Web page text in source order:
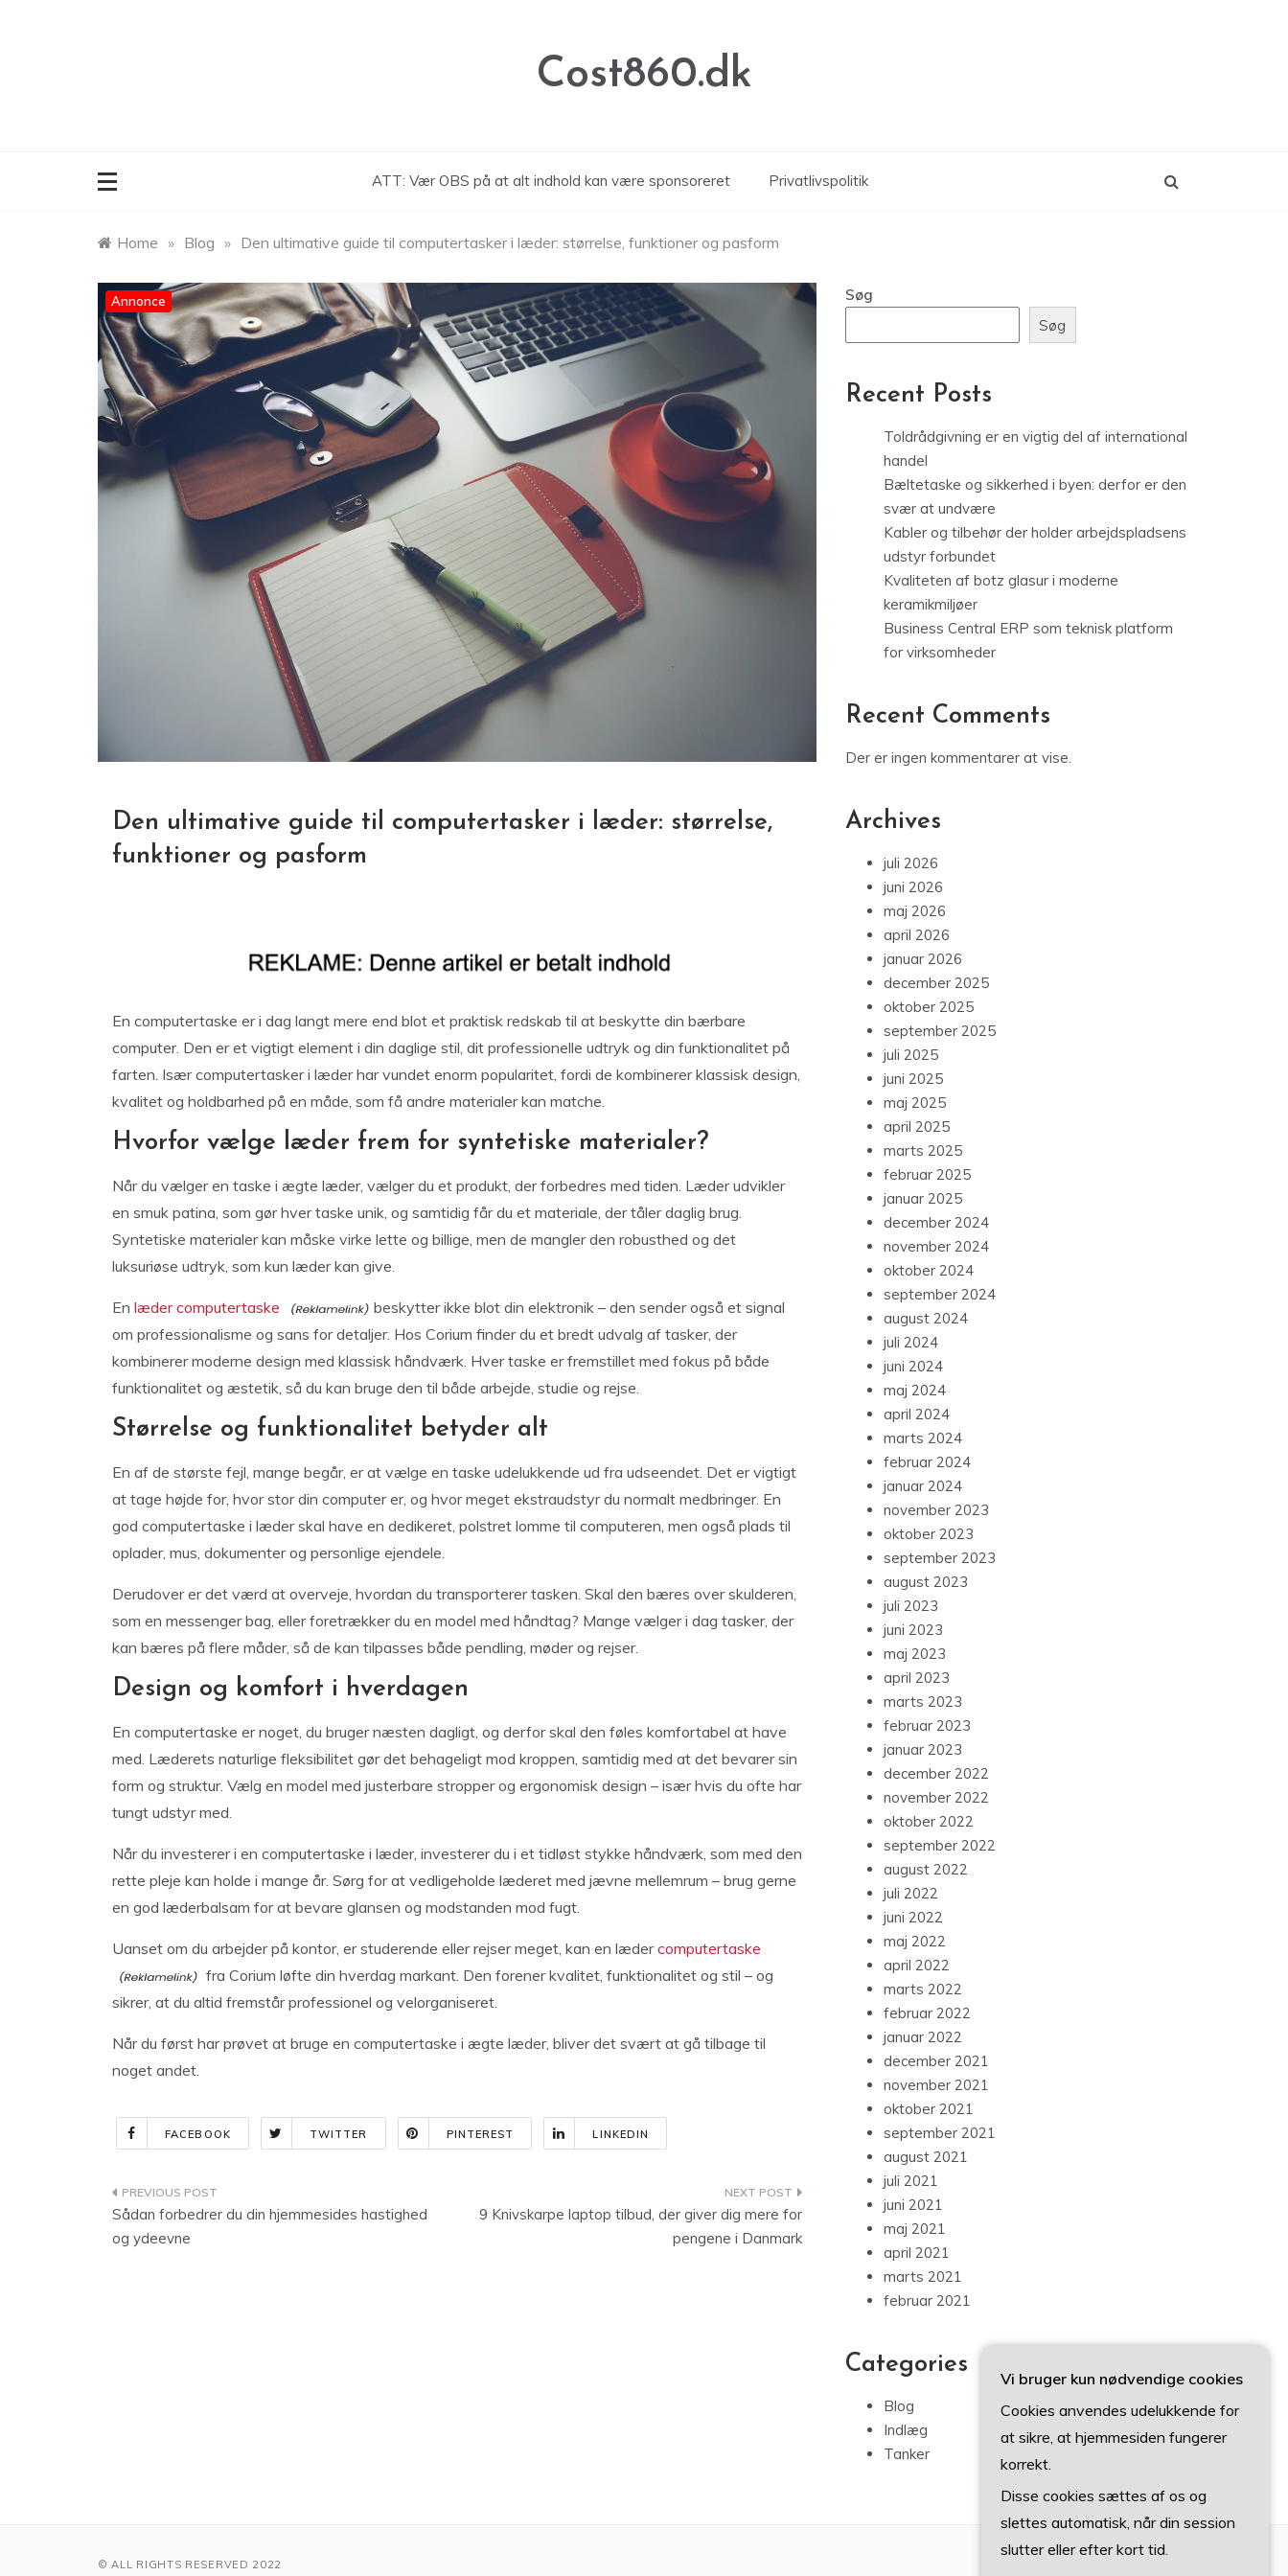
Cost860.dk
ATT: Vær OBS på at alt indhold kan være sponsoreret Privatlivspolitik
Home » Blog » Den ultimative guide til computertasker i læder: størrelse, funktioner og pasform
Annonce
Den ultimative guide til computertasker i læder: størrelse,
funktioner og pasform
En computertaske er i dag langt mere end blot et praktisk redskab til at beskytte din bærbare
computer. Den er et vigtigt element i din daglige stil, dit professionelle udtryk og din funktionalitet på
farten. Især computertasker i læder har vundet enorm popularitet, fordi de kombinerer klassisk design,
kvalitet og holdbarhed på en måde, som få andre materialer kan matche.
Hvorfor vælge læder frem for syntetiske materialer?
Når du vælger en taske i ægte læder, vælger du et produkt, der forbedres med tiden. Læder udvikler
en smuk patina, som gør hver taske unik, og samtidig får du et materiale, der tåler daglig brug.
Syntetiske materialer kan måske virke lette og billige, men de mangler den robusthed og det
luksuriøse udtryk, som kun læder kan give.
En læder computertaske
beskytter ikke blot din elektronik – den sender også et signal
om professionalisme og sans for detaljer. Hos Corium finder du et bredt udvalg af tasker, der
kombinerer moderne design med klassisk håndværk. Hver taske er fremstillet med fokus på både
funktionalitet og æstetik, så du kan bruge den til både arbejde, studie og rejse.
Størrelse og funktionalitet betyder alt
En af de største fejl, mange begår, er at vælge en taske udelukkende ud fra udseendet. Det er vigtigt
at tage højde for, hvor stor din computer er, og hvor meget ekstraudstyr du normalt medbringer. En
god computertaske i læder skal have en dedikeret, polstret lomme til computeren, men også plads til
oplader, mus, dokumenter og personlige ejendele.
Derudover er det værd at overveje, hvordan du transporterer tasken. Skal den bæres over skulderen,
som en messenger bag, eller foretrækker du en model med håndtag? Mange vælger i dag tasker, der
kan bæres på flere måder, så de kan tilpasses både pendling, møder og rejser.
Design og komfort i hverdagen
En computertaske er noget, du bruger næsten dagligt, og derfor skal den føles komfortabel at have
med. Læderets naturlige fleksibilitet gør det behageligt mod kroppen, samtidig med at det bevarer sin
form og struktur. Vælg en model med justerbare stropper og ergonomisk design – især hvis du ofte har
tungt udstyr med.
Når du investerer i en computertaske i læder, investerer du i et tidløst stykke håndværk, som med den
rette pleje kan holde i mange år. Sørg for at vedligeholde læderet med jævne mellemrum – brug gerne
en god læderbalsam for at bevare glansen og modstanden mod fugt.
Uanset om du arbejder på kontor, er studerende eller rejser meget, kan en lædercomputertaske
fra Corium løfte din hverdag markant. Den forener kvalitet, funktionalitet og stil – og
sikrer, at du altid fremstår professionel og velorganiseret.
Når du først har prøvet at bruge en computertaske i ægte læder, bliver det svært at gå tilbage til
noget andet.
FACEBOOK TWITTER PINTEREST LINKEDIN
Indlægsnavigation
Sådan forbedrer du din hjemmesides hastighed
og ydeevne
9 Knivskarpe laptop tilbud, der giver dig mere for
pengene i Danmark
Søg
Søg
Recent Posts
Toldrådgivning er en vigtig del af international
handel
Bæltetaske og sikkerhed i byen: derfor er den
svær at undvære
Kabler og tilbehør der holder arbejdspladsens
udstyr forbundet
Kvaliteten af botz glasur i moderne
keramikmiljøer
Business Central ERP som teknisk platform
for virksomheder
Recent Comments
Der er ingen kommentarer at vise.
Archives
juli 2026
juni 2026
maj 2026
april 2026
januar 2026
december 2025
oktober 2025
september 2025
juli 2025
juni 2025
maj 2025
april 2025
marts 2025
februar 2025
januar 2025
december 2024
november 2024
oktober 2024
september 2024
august 2024
juli 2024
juni 2024
maj 2024
april 2024
marts 2024
februar 2024
januar 2024
november 2023
oktober 2023
september 2023
august 2023
juli 2023
juni 2023
maj 2023
april 2023
marts 2023
februar 2023
januar 2023
december 2022
november 2022
oktober 2022
september 2022
august 2022
juli 2022
juni 2022
maj 2022
april 2022
marts 2022
februar 2022
januar 2022
december 2021
november 2021
oktober 2021
september 2021
august 2021
juli 2021
juni 2021
maj 2021
april 2021
marts 2021
februar 2021
Categories
Blog
Indlæg
Tanker
© ALL RIGHTS RESERVED 2022
Vi bruger kun nødvendige cookies
Cookies anvendes udelukkende for
at sikre, at hjemmesiden fungerer
korrekt.
Disse cookies sættes af os og
slettes automatisk, når din session
slutter eller efter kort tid.